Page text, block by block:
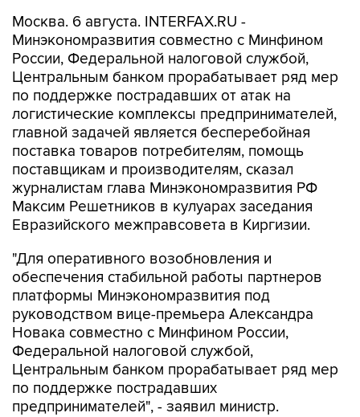
Москва. 6 августа. INTERFAX.RU -
Минэкономразвития совместно с Минфином
России, Федеральной налоговой службой,
Центральным банком прорабатывает ряд мер
по поддержке пострадавших от атак на
логистические комплексы предпринимателей,
главной задачей является бесперебойная
поставка товаров потребителям, помощь
поставщикам и производителям, сказал
журналистам глава Минэкономразвития РФ
Максим Решетников в кулуарах заседания
Евразийского межправсовета в Киргизии.
"Для оперативного возобновления и
обеспечения стабильной работы партнеров
платформы Минэкономразвития под
руководством вице-премьера Александра
Новака совместно с Минфином России,
Федеральной налоговой службой,
Центральным банком прорабатывает ряд мер
по поддержке пострадавших
предпринимателей", - заявил министр.